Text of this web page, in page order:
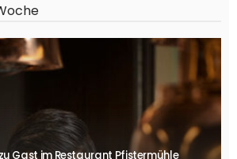
Gast im Restaurant Pfistermühle